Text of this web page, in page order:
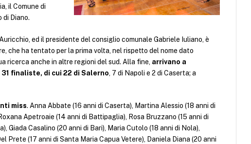
il Comune di
di Diano.
ed il presidente del consiglio comunale Gabriele Iuliano, è
che ha tentato per la prima volta, nel rispetto del nome dato
ricerca anche in altre regioni del sud. Alla fine, arrivano a
finaliste, di cui 22 di Salerno, 7 di Napoli e 2 di Caserta; a
miss. Anna Abbate (16 anni di Caserta), Martina Alessio (18 anni di
Apetroaie (14 anni di Battipaglia), Rosa Bruzzano (15 anni di
Giada Casalino (20 anni di Bari), Maria Cutolo (18 anni di Nola),
Prete (17 anni di Santa Maria Capua Vetere), Daniela Diana (20 anni